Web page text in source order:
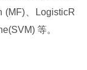
(MF)、LogisticR
等。